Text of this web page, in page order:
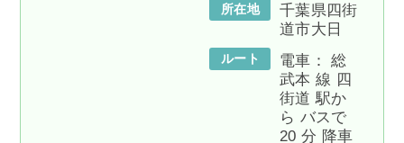
所在地
千葉県四街
道市大日
ルート
電車： 総
武本 線 四
街道 駅か
ら バスで
20 分 降車